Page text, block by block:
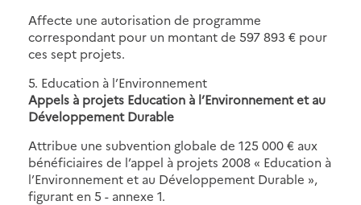
Affecte une autorisation de programme
correspondant pour un montant de 597 893 € pour
ces sept projets.
5. Education à l’Environnement
Appels à projets Education à l’Environnement et au
Développement Durable
Attribue une subvention globale de 125 000 € aux
bénéficiaires de l’appel à projets 2008 « Education à
l’Environnement et au Développement Durable »,
figurant en 5 - annexe 1.